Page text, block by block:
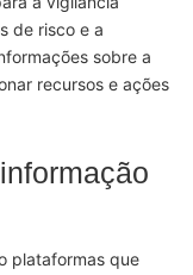
de risco e a
sobre a
recursos e ações
plataformas que